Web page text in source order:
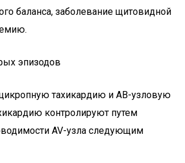
баланса, заболевание щитовидной
эпизодов
тахикардию и АВ-узловую
контролируют путем
AV-узла следующим